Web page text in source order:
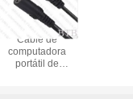
Cable de
computadora
portátil de